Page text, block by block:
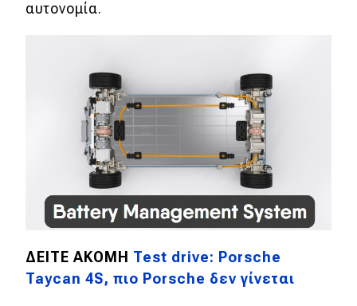
αυτονομία.
ΔΕΙΤΕ ΑΚΟΜΗ Test drive: Porsche
Taycan 4S, πιο Porsche δεν γίνεται